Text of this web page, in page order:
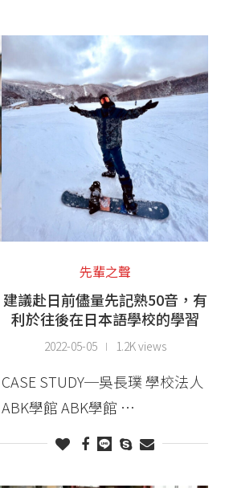
先輩之聲
建議赴日前儘量先記熟50音，有
利於往後在日本語學校的學習
2022-05-05 1.2K views
CASE STUDY─吳長璞 學校法人
ABK學館 ABK學館 …